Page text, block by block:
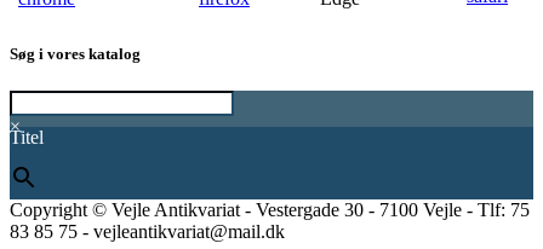
Søg i vores katalog
×
Titel
Copyright © Vejle Antikvariat - Vestergade 30 - 7100 Vejle - Tlf: 75
83 85 75 - vejleantikvariat@mail.dk